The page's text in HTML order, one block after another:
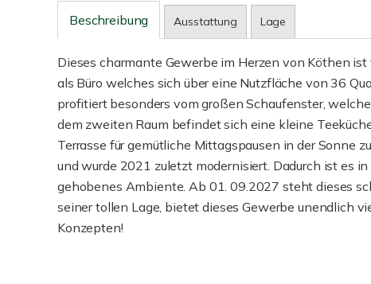
Beschreibung Ausstattung Lage
Dieses charmante Gewerbe im Herzen von Köthen
als Büro welches sich über eine Nutzfläche von 36
profitiert besonders vom großen Schaufenster,
dem zweiten Raum befindet sich eine kleine
Terrasse für gemütliche Mittagspausen in der Sonne
und wurde 2021 zuletzt modernisiert. Dadurch ist es
gehobenes Ambiente. Ab 01. 09.2027 steht dieses
seiner tollen Lage, bietet dieses Gewerbe unendlich
Konzepten!